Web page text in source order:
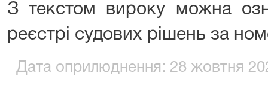
З текстом вироку можна
реєстрі судових рішень за
Дата оприлюднення: 28 жовтня